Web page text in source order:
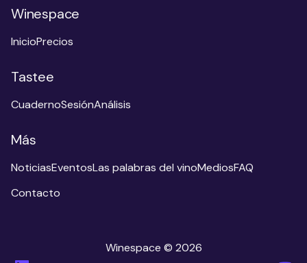
Winespace
InicioPrecios
Tastee
CuadernoSesiónAnálisis
Más
NoticiasEventosLas palabras del vinoMediosFAQ
Contacto
Winespace © 2026